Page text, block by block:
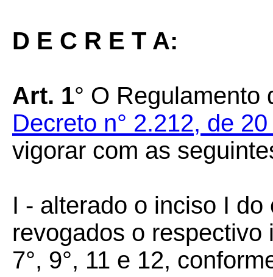
D E C R E T A:
Art. 1° O Regulamento
Decreto n° 2.212, de
vigorar com as
I - alterado o inciso I
revogados o respectivo
7°, 9°, 11 e 12,